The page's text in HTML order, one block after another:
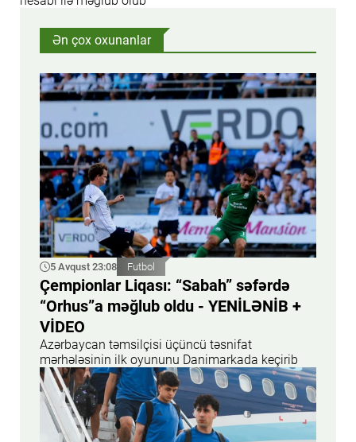
Ən çox oxunanlar
5 Avqust 23:08 Futbol
Çempionlar Liqası: “Sabah” səfərdə
“Orhus”a məğlub oldu - YENİLƏNİB +
VİDEO
Azərbaycan təmsilçisi üçüncü təsnifat
mərhələsinin ilk oyununu Danimarkada keçirib